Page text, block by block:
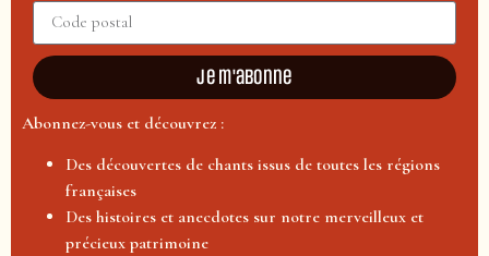
Je m'abonne
Abonnez-vous et découvrez :
Des découvertes de chants issus de toutes les régions
françaises
Des histoires et anecdotes sur notre merveilleux et
précieux patrimoine